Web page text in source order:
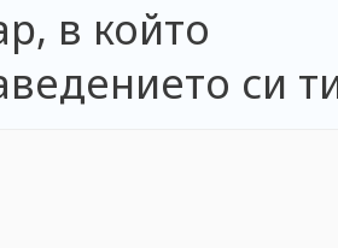
в който
си